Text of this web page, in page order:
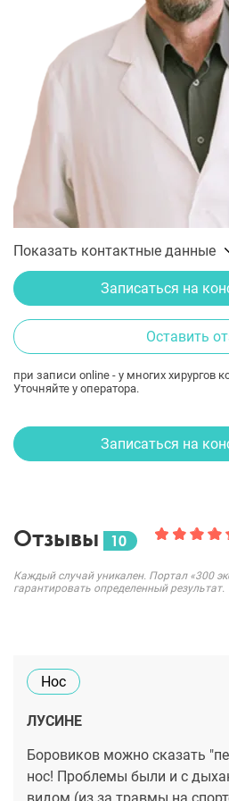
Показать контактные данные
Записаться на
Оставить
при записи online - у многих хирургов
Уточняйте у оператора.
Записаться на
Отзывы 10
Каждый случай уникален. Портал «300
гарантировать определенный результат.
Нос
ЛУСИНЕ
Боровиков можно сказать
нос! Проблемы были и с